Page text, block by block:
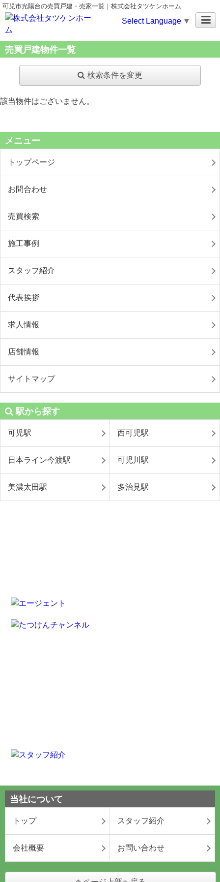
可児市光陽台の売買戸建・売家一覧｜株式会社タツケンホーム
Select Language ▼
売買戸建物件一覧
検索条件を変更
該当物件はございません。
メニュー
トップページ
お問合わせ
売買検索
施工事例
スタッフ紹介
代表挨拶
求人情報
店舗情報
サイトマップ
駅から探す
可児駅 西可児駅
日本ライン今渡駅 可児川駅
美濃太田駅 多治見駅
当社について
トップ スタッフ紹介
会社概要 お問い合わせ